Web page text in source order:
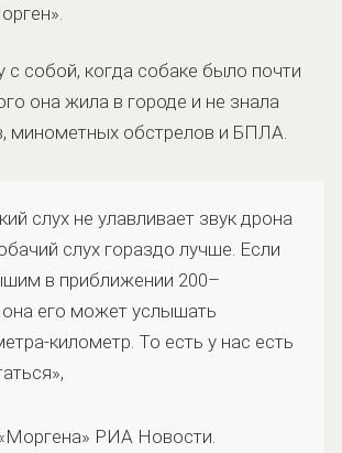
с собой, когда собаке было почти
она жила в городе и не знала
минометных обстрелов и БПЛА.
слух не улавливает звук дрона
слух гораздо лучше. Если
в приближении 200–
она его может услышать
километр. То есть у нас есть
РИА Новости.